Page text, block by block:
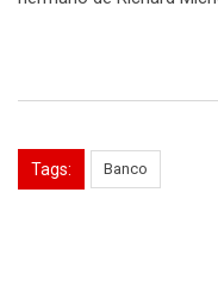
Tags: Banco